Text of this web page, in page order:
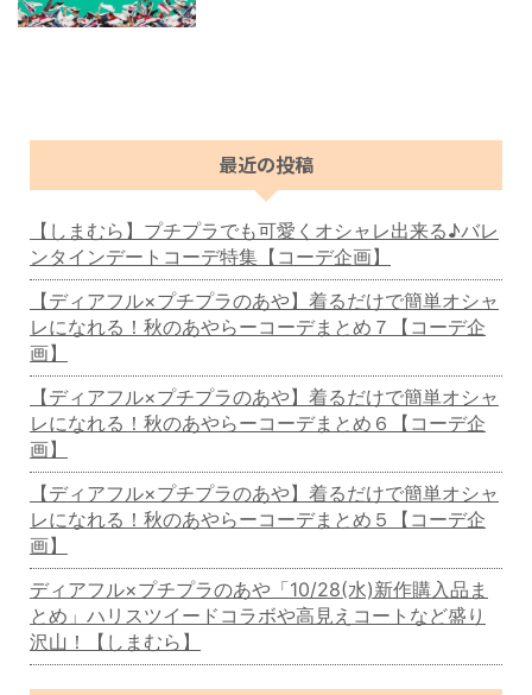
最近の投稿
【しまむら】プチプラでも可愛くオシャレ出来る♪バレ
ンタインデートコーデ特集【コーデ企画】
【ディアフル×プチプラのあや】着るだけで簡単オシャ
レになれる！秋のあやらーコーデまとめ７【コーデ企
画】
【ディアフル×プチプラのあや】着るだけで簡単オシャ
レになれる！秋のあやらーコーデまとめ６【コーデ企
画】
【ディアフル×プチプラのあや】着るだけで簡単オシャ
レになれる！秋のあやらーコーデまとめ５【コーデ企
画】
ディアフル×プチプラのあや「10/28(水)新作購入品ま
とめ」ハリスツイードコラボや高見えコートなど盛り
沢山！【しまむら】